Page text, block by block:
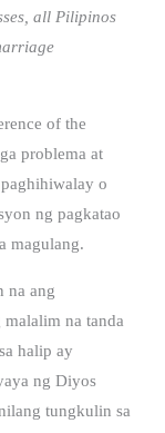
all Pilipinos
of the
problema at
o
ng pagkatao
magulang.
na ang
na tanda
halip ay
ng Diyos
tungkulin sa